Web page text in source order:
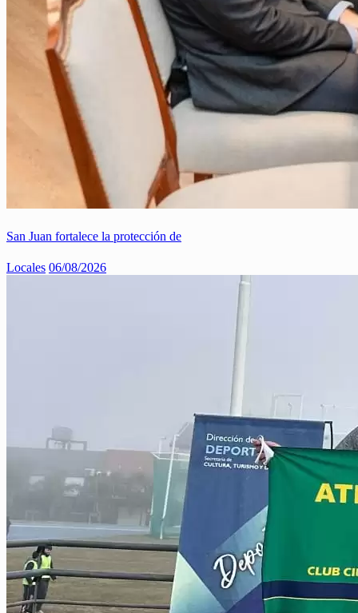
San Juan fortalece la protección de
Locales 06/08/2026